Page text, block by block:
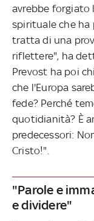
avrebbe forgiato
spirituale che ha
tratta di una
riflettere", ha
Prevost ha poi
che l'Europa
fede? Perché
quotidianità? È
predecessori:
Cristo!".
"Parole e
e dividere"